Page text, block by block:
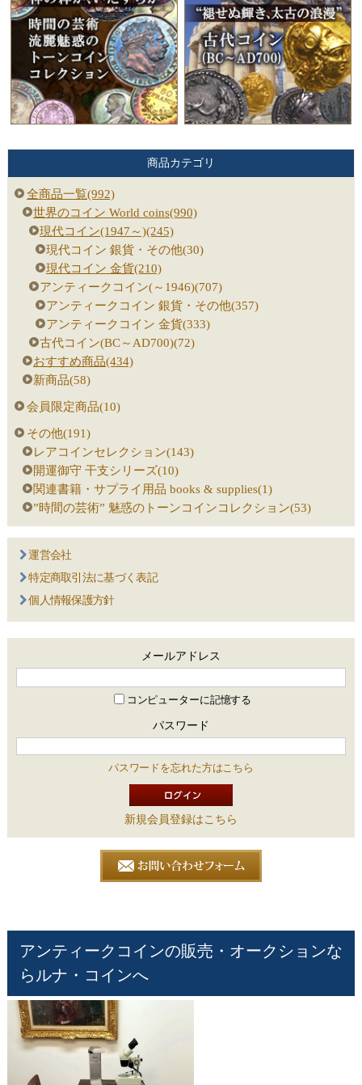
商品カテゴリ
全商品一覧(992)
世界のコイン World coins(990)
現代コイン(1947～)(245)
現代コイン 銀貨・その他(30)
現代コイン 金貨(210)
アンティークコイン(～1946)(707)
アンティークコイン 銀貨・その他(357)
アンティークコイン 金貨(333)
古代コイン(BC～AD700)(72)
おすすめ商品(434)
新商品(58)
会員限定商品(10)
その他(191)
レアコインセレクション(143)
開運御守 干支シリーズ(10)
関連書籍・サプライ用品 books & supplies(1)
”時間の芸術” 魅惑のトーンコインコレクション(53)
運営会社
特定商取引法に基づく表記
個人情報保護方針
メールアドレス
コンピューターに記憶する
パスワード
パスワードを忘れた方はこちら
新規会員登録はこちら
アンティークコインの販売・オークションな
らルナ・コインへ